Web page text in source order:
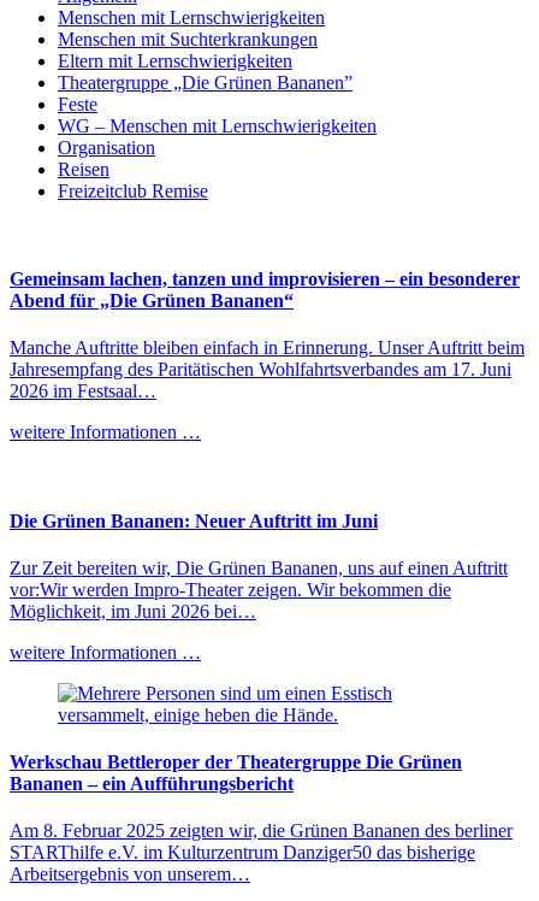
Menschen mit Lernschwierigkeiten
Menschen mit Suchterkrankungen
Eltern mit Lernschwierigkeiten
Theatergruppe „Die Grünen Bananen”
Feste
WG – Menschen mit Lernschwierigkeiten
Organisation
Reisen
Freizeitclub Remise
Gemeinsam lachen, tanzen und improvisieren – ein besonderer
Abend für „Die Grünen Bananen“
Manche Auftritte bleiben einfach in Erinnerung. Unser Auftritt beim
Jahresempfang des Paritätischen Wohlfahrtsverbandes am 17. Juni
2026 im Festsaal…
weitere Informationen …
Die Grünen Bananen: Neuer Auftritt im Juni
Zur Zeit bereiten wir, Die Grünen Bananen, uns auf einen Auftritt
vor:Wir werden Impro-Theater zeigen. Wir bekommen die
Möglichkeit, im Juni 2026 bei…
weitere Informationen …
Werkschau Bettleroper der Theatergruppe Die Grünen
Bananen – ein Aufführungsbericht
Am 8. Februar 2025 zeigten wir, die Grünen Bananen des berliner
STARThilfe e.V. im Kulturzentrum Danziger50 das bisherige
Arbeitsergebnis von unserem…